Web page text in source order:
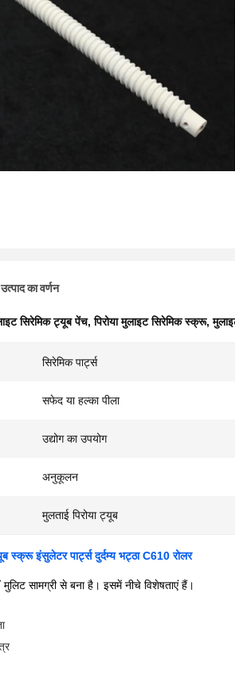
उत्पाद का वर्णन
सिरेमिक ट्यूब पेंच,पिरोया मुलाइट सिरेमिक स्क्रू,
सिरेमिक पार्ट्स
सफेद या हल्का पीला
उद्योग का उपयोग
अनुकूलन
मुलताई पिरोया ट्यूब
स्क्रू इंसुलेटर पार्ट्स दुर्दम्य भट्ठा C610 रोलर
मुलिट सामग्री से बना है। इसमें नीचे विशेषताएं हैं।